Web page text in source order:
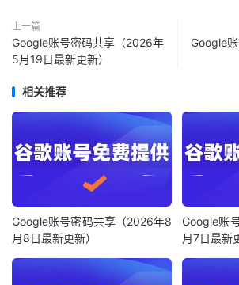
上一篇
Google账号密码共享（2026年
5月19日最新更新）
Google
相关推荐
Google账号密码共享（2026年8
月8日最新更新）
Google账
月7日最新